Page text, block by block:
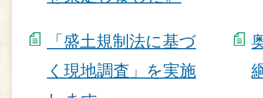
「盛土規制法に基づ
く現地調査」を実施